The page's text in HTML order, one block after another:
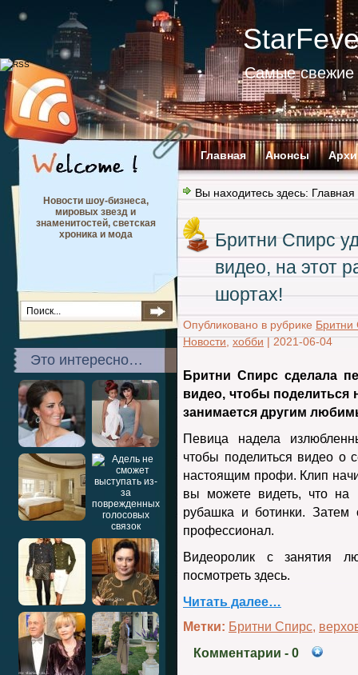
Самые свежие
Главная Анонсы
Новости шоу-бизнеса,
мировых звезд и
знаменитостей, светская
хроника и мода
Это интересно…
Вы находитесь здесь: Главная
Бритни Спирс
видео, на этот
шортах!
Опубликовано в рубрике Бритни
Новости,хобби|2021-06-04
Бритни Спирс сделала
видео, чтобы поделиться
занимается другим
Певица надела
чтобы поделиться видео о
настоящим профи. Клип
вы можете видеть, что на
рубашка и ботинки. Затем
профессионал.
Видеоролик с занятия
посмотреть здесь.
Читать далее…
Метки: Бритни Спирс,
Комментарии - 0